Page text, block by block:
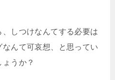
しつけなんてする必要は
んて可哀想、と思ってい
うか？